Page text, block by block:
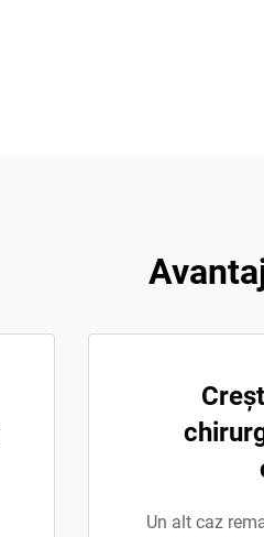
Un alt caz